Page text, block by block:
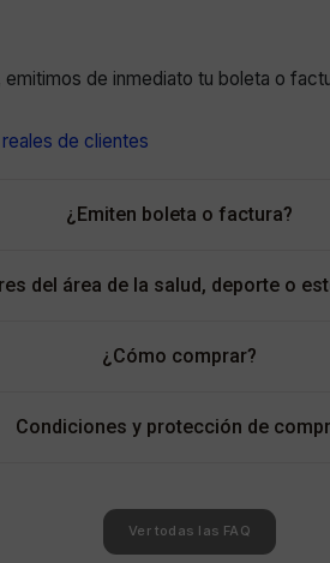
emitimos de inmediato tu boleta o
de clientes
¿Emiten boleta o factura?
del área de la salud, deporte o
¿Cómo comprar?
Condiciones y protección de
Ver todas las FAQ